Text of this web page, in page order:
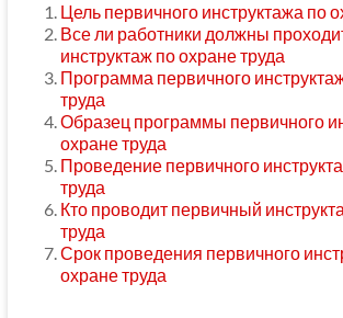
Цель первичного инструктажа по
Все ли работники должны
инструктаж по охране труда
Программа первичного
труда
Образец программы первичного
охране труда
Проведение первичного
труда
Кто проводит первичный
труда
Срок проведения первичного
охране труда